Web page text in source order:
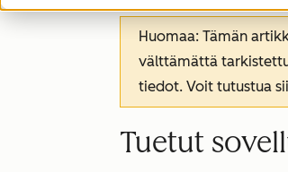
Huomaa: Tämän
välttämättä
tiedot. Voit tutustua
Tuetut